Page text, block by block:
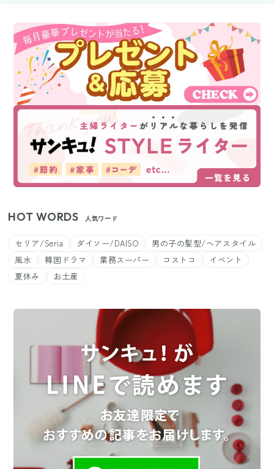
HOT WORDS 人気ワード
セリア/Seria ダイソー/DAISO
男の子の髪型/ヘアスタイル
風水
韓国ドラマ 業務スーパー コストコ
イベント
夏休み
お土産